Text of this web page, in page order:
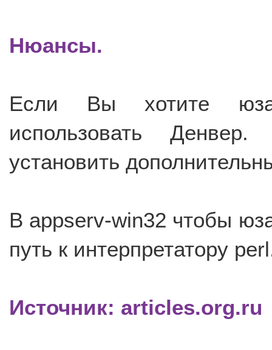
Нюансы.
Если Вы хотите
использовать
установить
В appserv-win32 чтобы
путь к интерпретатору
Источник: articles.org.ru